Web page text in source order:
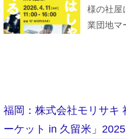
様の社屋
業団地マ
福岡：株式会社モリサキ
ーケット in 久留米」